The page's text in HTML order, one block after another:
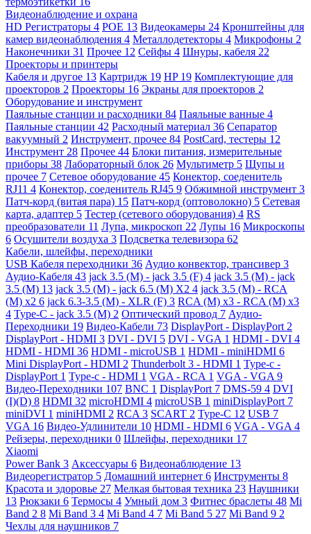
Видеонаблюдение и охрана
HD Регистраторы 4 POE 13 Видеокамеры 24 Кронштейны для
камер видеонаблюдения 4 Металлодетекторы 4 Микрофоны 2
Наконечники 31 Прочее 12 Сейфы 4 Шнуры, кабеля 22
Проекторы и принтеры
Кабеля и другое 13 Картридж 19 HP 19 Комплектующие для
проекторов 2 Проекторы 16 Экраны для проекторов 2
Оборудование и инструмент
Паяльные станции и расходники 84 Паяльные ванные 4
Паяльные станции 42 Расходный материал 36 Сепаратор
вакуумный 2 Инструмент, прочее 84 PostCard, тестеры 12
Инструмент 28 Прочее 44 Блоки питания, измерительные
приборы 38 Лабораторный блок 26 Мультиметр 5 Щупы и
прочее 7 Сетевое оборудование 45 Конектор, соеденитель
RJ11 4 Конектор, соеденитель RJ45 9 Обжимной инструмент 3
Патч-корд (витая пара) 15 Патч-корд (оптоволокно) 5 Сетевая
карта, адаптер 5 Тестер (сетевого оборудования) 4 RS
преобразователи 11 Лупа, микроскоп 22 Лупы 16 Микроскопы
6 Осушители воздуха 3 Подсветка телевизора 62
Кабели, шлейфы, переходники
USB Кабеля переходники 36 Аудио конвектор, трансивер 3
Аудио-Кабеля 43 jack 3.5 (M) - jack 3.5 (F) 4 jack 3.5 (M) - jack
3.5 (M) 13 jack 3.5 (M) - jack 6.5 (M) X2 4 jack 3.5 (M) - RCA
(M) x2 6 jack 6.3-3.5 (M) - XLR (F) 3 RCA (M) x3 - RCA (M) x3
4 Type-C - jack 3.5 (M) 2 Оптический провод 7 Аудио-
Переходники 19 Видео-Кабели 73 DisplayPort - DisplayPort 2
DisplayPort - HDMI 3 DVI - DVI 5 DVI - VGA 1 HDMI - DVI 4
HDMI - HDMI 36 HDMI - microUSB 1 HDMI - miniHDMI 6
Mini DisplayPort - HDMI 2 Thunderbolt 3 - HDMI 1 Type-c -
DisplayPort 1 Type-c - HDMI 1 VGA - RCA 1 VGA - VGA 9
Видео-Переходники 107 BNC 1 DisplayPort 7 DMS-59 4 DVI
(I)(D) 8 HDMI 32 microHDMI 4 microUSB 1 miniDisplayPort 7
miniDVI 1 miniHDMI 2 RCA 3 SCART 2 Type-C 12 USB 7
VGA 16 Видео-Удлинители 10 HDMI - HDMI 6 VGA - VGA 4
Рейзеры, переходники 0 Шлейфы, переходники 17
Xiaomi
Power Bank 3 Аксессуары 6 Видеонаблюдение 13
Видеорегистратор 5 Домашний интернет 6 Инструменты 8
Красота и здоровье 27 Мелкая бытовая техника 23 Наушники
13 Рюкзаки 6 Термосы 4 Умный дом 3 Фитнес браслеты 48 Mi
Band 2 8 Mi Band 3 4 Mi Band 4 7 Mi Band 5 27 Mi Band 9 2
Чехлы для наушников 7